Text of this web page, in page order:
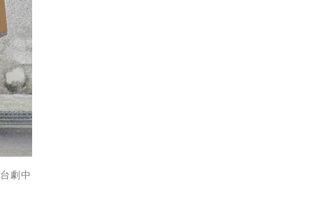
劇中